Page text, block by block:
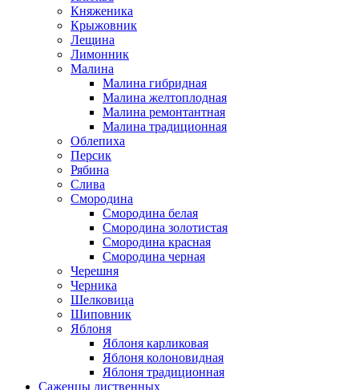
Княженика
Крыжовник
Лещина
Лимонник
Малина
Малина гибридная
Малина желтоплодная
Малина ремонтантная
Малина традиционная
Облепиха
Персик
Рябина
Слива
Смородина
Смородина белая
Смородина золотистая
Смородина красная
Смородина черная
Черешня
Черника
Шелковица
Шиповник
Яблоня
Яблоня карликовая
Яблоня колоновидная
Яблоня традиционная
Саженцы лиственных